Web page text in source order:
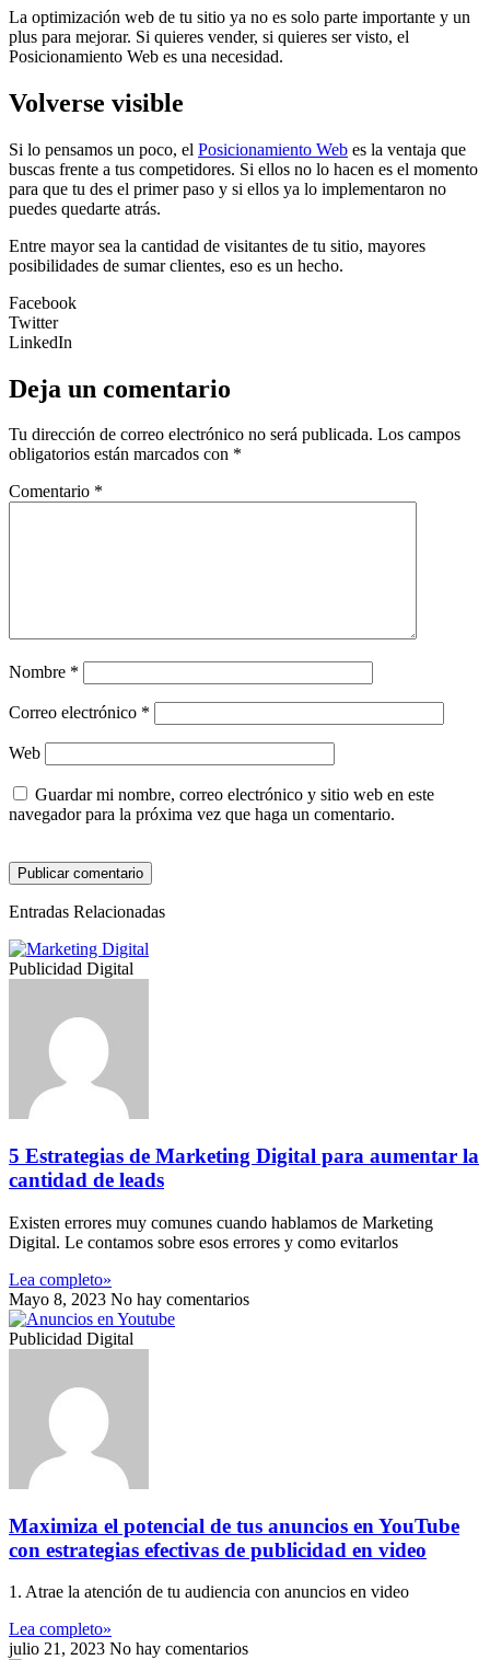
La optimización web de tu sitio ya no es solo parte importante y un
plus para mejorar. Si quieres vender, si quieres ser visto, el
Posicionamiento Web es una necesidad.
Volverse visible
Si lo pensamos un poco, el Posicionamiento Web es la ventaja que
buscas frente a tus competidores. Si ellos no lo hacen es el momento
para que tu des el primer paso y si ellos ya lo implementaron no
puedes quedarte atrás.
Entre mayor sea la cantidad de visitantes de tu sitio, mayores
posibilidades de sumar clientes, eso es un hecho.
Facebook
Twitter
LinkedIn
Deja un comentario
Tu dirección de correo electrónico no será publicada. Los campos
obligatorios están marcados con *
Comentario *
Nombre *
Correo electrónico *
Web
Guardar mi nombre, correo electrónico y sitio web en este
navegador para la próxima vez que haga un comentario.
Entradas Relacionadas
Publicidad Digital
5 Estrategias de Marketing Digital para aumentar la
cantidad de leads
Existen errores muy comunes cuando hablamos de Marketing
Digital. Le contamos sobre esos errores y como evitarlos
Lea completo»
Mayo 8, 2023 No hay comentarios
Publicidad Digital
Maximiza el potencial de tus anuncios en YouTube
con estrategias efectivas de publicidad en video
1. Atrae la atención de tu audiencia con anuncios en video
Lea completo»
julio 21, 2023 No hay comentarios